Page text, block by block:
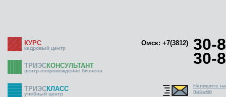
КУРС
кадровый центр
Омск: +7(3812) 30-
30-
ТРИЭСКОНСУЛЬТАНТ
центр сопровождение бизнеса
ТРИЭСКЛАСС
учебный центр
Напишите
письмо